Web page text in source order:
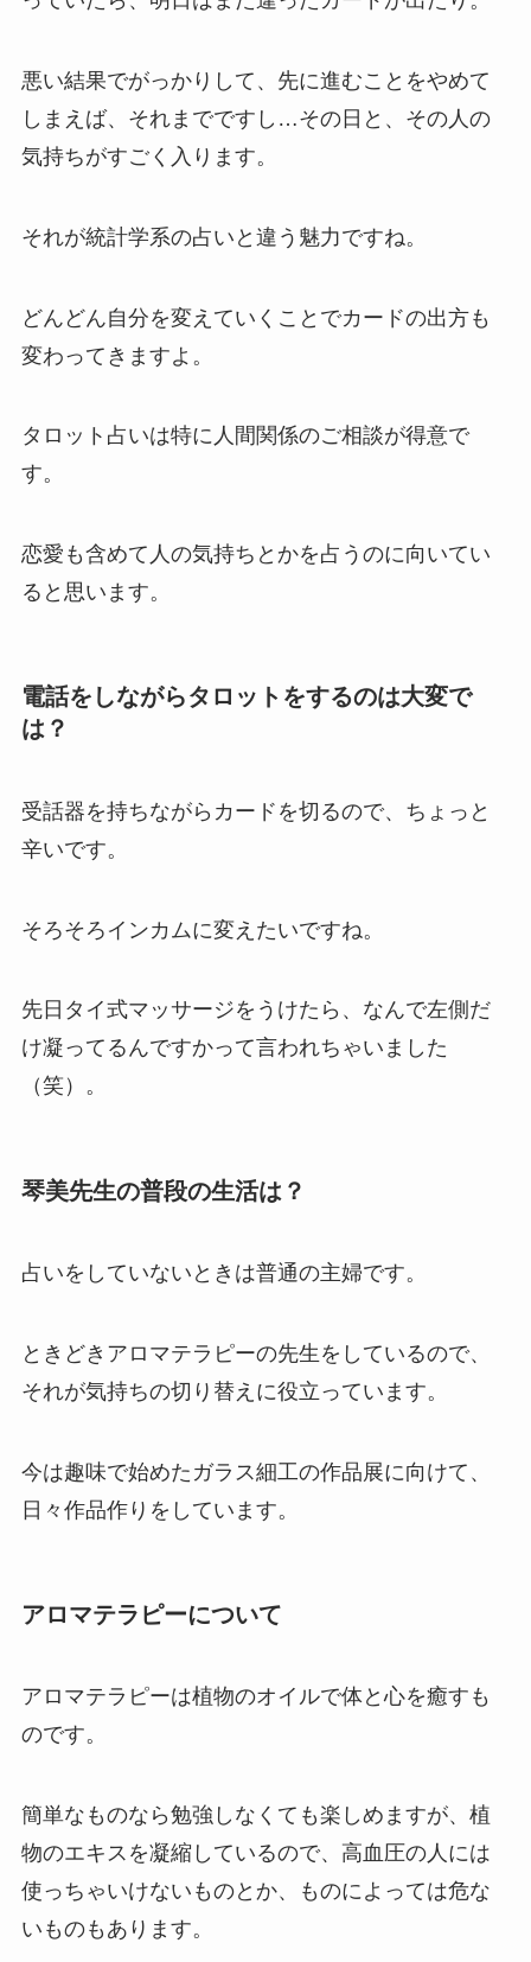
悪い結果でがっかりして、先に進むことをやめて
しまえば、それまでですし…その日と、その人の
気持ちがすごく入ります。
それが統計学系の占いと違う魅力ですね。
どんどん自分を変えていくことでカードの出方も
変わってきますよ。
タロット占いは特に人間関係のご相談が得意で
す。
恋愛も含めて人の気持ちとかを占うのに向いてい
ると思います。
電話をしながらタロットをするのは大変で
は？
受話器を持ちながらカードを切るので、ちょっと
辛いです。
そろそろインカムに変えたいですね。
先日タイ式マッサージをうけたら、なんで左側だ
け凝ってるんですかって言われちゃいました
（笑）。
琴美先生の普段の生活は？
占いをしていないときは普通の主婦です。
ときどきアロマテラピーの先生をしているので、
それが気持ちの切り替えに役立っています。
今は趣味で始めたガラス細工の作品展に向けて、
日々作品作りをしています。
アロマテラピーについて
アロマテラピーは植物のオイルで体と心を癒すも
のです。
簡単なものなら勉強しなくても楽しめますが、植
物のエキスを凝縮しているので、高血圧の人には
使っちゃいけないものとか、ものによっては危な
いものもあります。